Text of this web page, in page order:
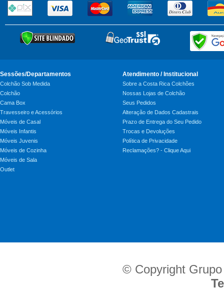
Sessões/Departamentos
Colchão Sob Medida
Colchão
Cama Box
Travesseiro e Acessórios
Móveis de Casal
Móveis Infantis
Móveis Juvenis
Móveis de Cozinha
Móveis de Sala
Outlet
Atendimento / Institucional
Sobre a Costa Rica Colchões
Nossas Lojas de Colchão
Seus Pedidos
Alteração de Dados Cadastrais
Prazo de Entrega do Seu Pedido
Trocas e Devoluções
Política de Privacidade
Reclamações? - Clique Aqui
© Copyright